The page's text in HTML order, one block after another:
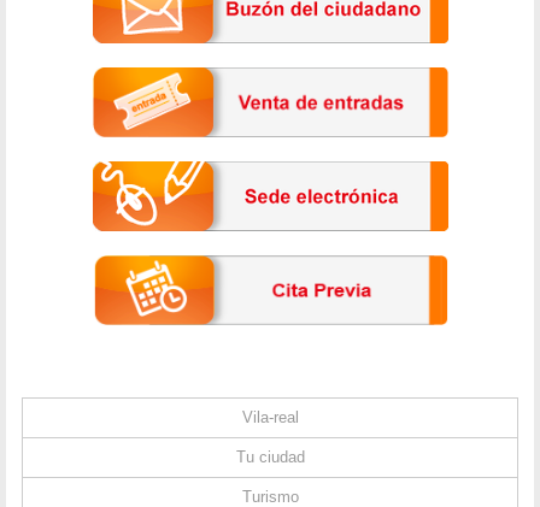
Vila-real
Tu ciudad
Turismo